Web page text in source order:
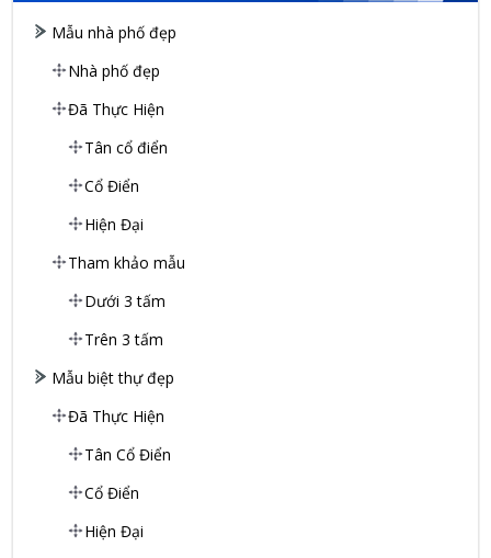
Mẫu nhà phố đẹp
Nhà phố đẹp
Đã Thực Hiện
Tân cổ điển
Cổ Điển
Hiện Đại
Tham khảo mẫu
Dưới 3 tấm
Trên 3 tấm
Mẫu biệt thự đẹp
Đã Thực Hiện
Tân Cổ Điển
Cổ Điển
Hiện Đại